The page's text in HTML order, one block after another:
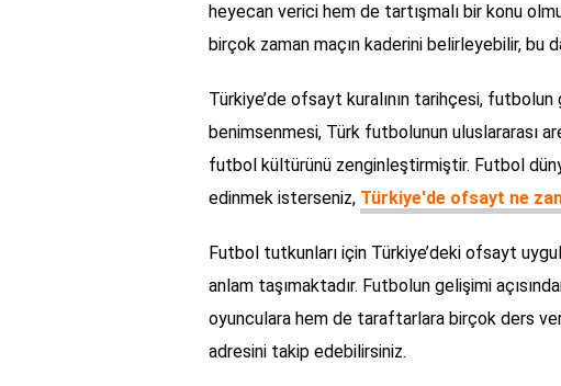
heyecan verici hem de tartışmalı bir konu
birçok zaman maçın kaderini belirleyebilir, bu
Türkiye’de ofsayt kuralının tarihçesi,
benimsenmesi, Türk futbolunun uluslararası
futbol kültürünü zenginleştirmiştir. Futbol
edinmek isterseniz, Türkiye'de ofsayt ne
Futbol tutkunları için Türkiye’deki ofsayt
anlam taşımaktadır. Futbolun gelişimi
oyunculara hem de taraftarlara birçok ders
adresini takip edebilirsiniz.